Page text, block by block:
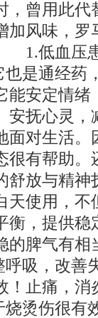
，曾用此代
加风味，罗
1.低血压
是通经药
安定情绪
安抚心灵，
面对生活。
很有帮助。
舒放与精神
天使用，不
衡，提供稳
的脾气有相
，改善
！止痛，消
烫伤很有